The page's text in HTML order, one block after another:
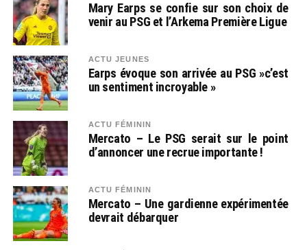
Mary Earps se confie sur son choix de
venir au PSG et l’Arkema Première Ligue
ACTU JEUNES
Earps évoque son arrivée au PSG »c’est
un sentiment incroyable »
ACTU FÉMININ
Mercato – Le PSG serait sur le point
d’annoncer une recrue importante !
ACTU FÉMININ
Mercato – Une gardienne expérimentée
devrait débarquer